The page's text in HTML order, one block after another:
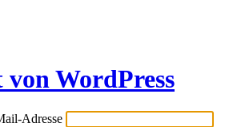
WordPress
Adresse